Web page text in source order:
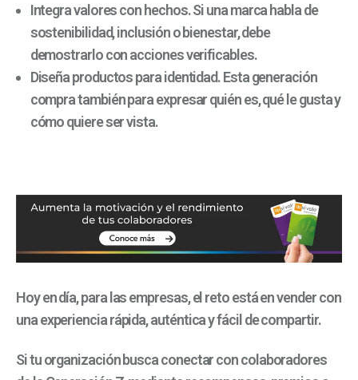
Integra valores con hechos. Si una marca habla de
sostenibilidad, inclusión o bienestar, debe
demostrarlo con acciones verificables.
Diseña productos para identidad. Esta generación
compra también para expresar quién es, qué le gusta y
cómo quiere ser vista.
Hoy en día, para las empresas, el reto está en vender con
una experiencia rápida, auténtica y fácil de compartir.
Si tu organización busca conectar con colaboradores